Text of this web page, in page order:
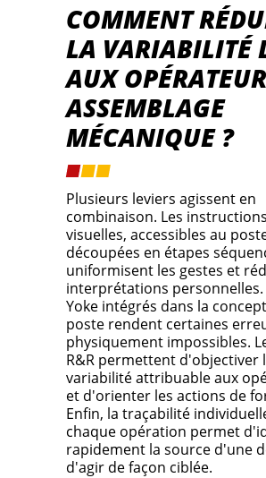
COMMENT
LA VARIABILITÉ
AUX
ASSEMBLAGE
MÉCANIQUE ?
Plusieurs leviers agissent en
combinaison. Les
visuelles, accessibles au
découpées en étapes
uniformisent les gestes et
interprétations personnelles.
Yoke intégrés dans la
poste rendent certaines
physiquement impossibles.
R&R permettent d'objectiver
variabilité attribuable aux
et d'orienter les actions de
Enfin, la traçabilité
chaque opération permet
rapidement la source d'une
d'agir de façon ciblée.